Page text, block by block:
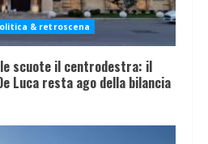
& retroscena
scuote il centrodestra: il
Luca resta ago della bilancia